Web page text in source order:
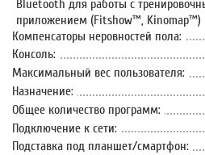
Bluetooth для работы с
приложением (Fitshow™, Kinomap™)
Компенсаторы неровностей пола:
Консоль:
Максимальный вес пользователя:
Назначение:
Общее количество программ:
Подключение к сети:
Подставка под планшет/смартфон: